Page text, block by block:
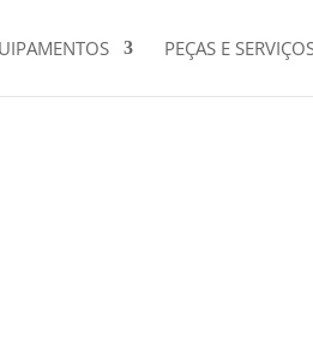
PEÇAS E